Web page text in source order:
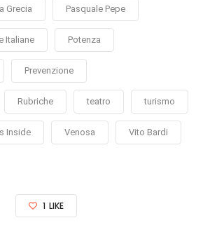
Grecia Pasquale Pepe
Italiane Potenza
Prevenzione
Rubriche teatro turismo
Inside Venosa Vito Bardi
1 LIKE